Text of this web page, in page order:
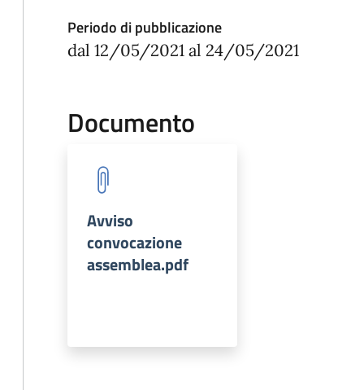
Periodo di pubblicazione
dal 12/05/2021 al 24/05/2021
Documento
Avviso
convocazione
assemblea.pdf